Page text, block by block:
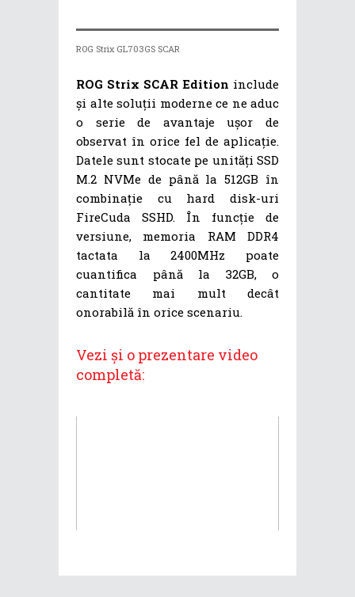
ROG Strix GL703GS SCAR
ROG Strix SCAR Edition include
și alte soluții moderne ce ne aduc
o serie de avantaje ușor de
observat în orice fel de aplicație.
Datele sunt stocate pe unități SSD
M.2 NVMe de până la 512GB în
combinație cu hard disk-uri
FireCuda SSHD. În funcție de
versiune, memoria RAM DDR4
tactata la 2400MHz poate
cuantifica până la 32GB, o
cantitate mai mult decât
onorabilă în orice scenariu.
Vezi și o prezentare video
completă: